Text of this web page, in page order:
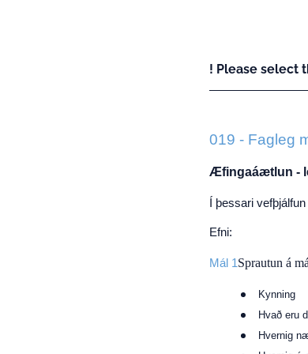
! Please select
019 - Fagleg
Æfingaáætlun -
Í þessari
Efni:
Mál 1 Sprautun á
Kynning
Hvað eru
Hvernig